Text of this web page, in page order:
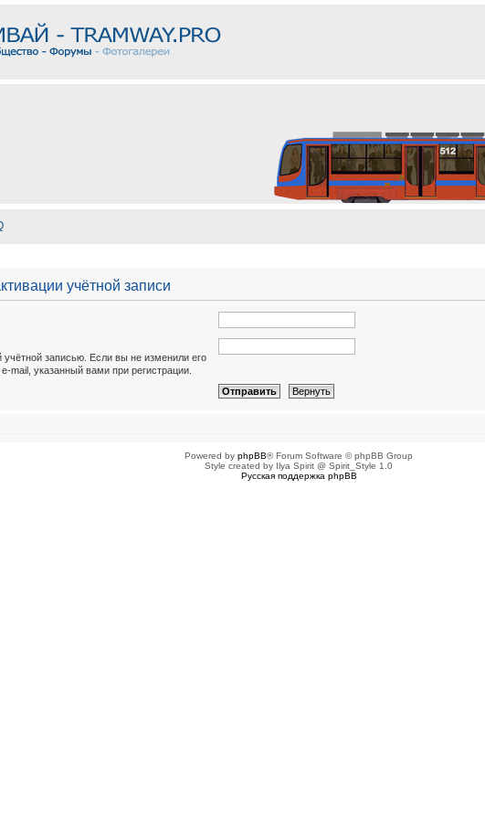
учётной записи
записью. Если вы не изменили его
mail, указанный вами при регистрации.
Powered by phpBB® Forum Software © phpBB Group
Style created by Ilya Spirit @ Spirit_Style 1.0
Русская поддержка phpBB